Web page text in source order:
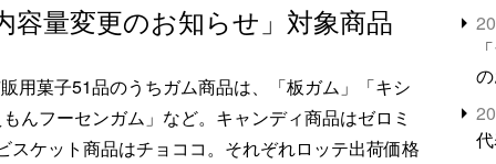
容量変更のお知らせ」対象商品
用菓子51品のうちガム商品は、「板ガム」「キシ
んフーセンガム」など。キャンディ商品はゼロミ
ケット商品はチョココ。それぞれロッテ出荷価格